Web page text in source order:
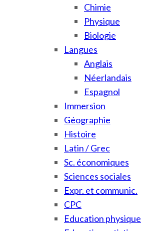
Chimie
Physique
Biologie
Langues
Anglais
Néerlandais
Espagnol
Immersion
Géographie
Histoire
Latin / Grec
Sc. économiques
Sciences sociales
Expr. et communic.
CPC
Education physique